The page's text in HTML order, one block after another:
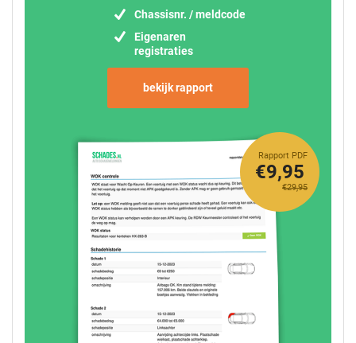
Chassisnr. / meldcode
Eigenaren
registraties
bekijk rapport
Rapport PDF
€29,95
€9,95